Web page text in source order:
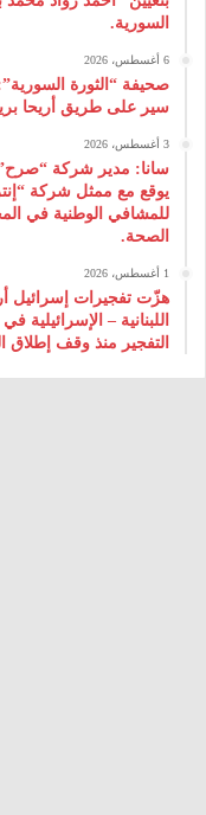
السورية.
6 أغسطس، 2026
صحيفة “الثورة
سير على طريق أريحا
3 أغسطس، 2026
سانا: مدير شركة “صرح”
يوقع مع ممثل شركة
للمشافي الوطنية في
الصحة.
1 أغسطس، 2026
هزّت تفجيرات إسرائيل
اللبنانية –
التفجير منذ وقف إطلاق